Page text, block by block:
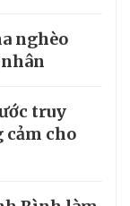
nghèo
truy
cảm cho